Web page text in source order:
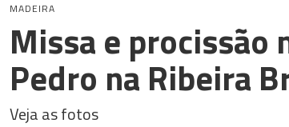
MADEIRA
Missa e procissão
Pedro na Ribeira
Veja as fotos